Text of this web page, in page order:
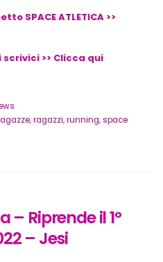
SPACE ATLETICA >>
>> Clicca qui
,ragazzi,running,space
– Riprende il 1°
– Jesi